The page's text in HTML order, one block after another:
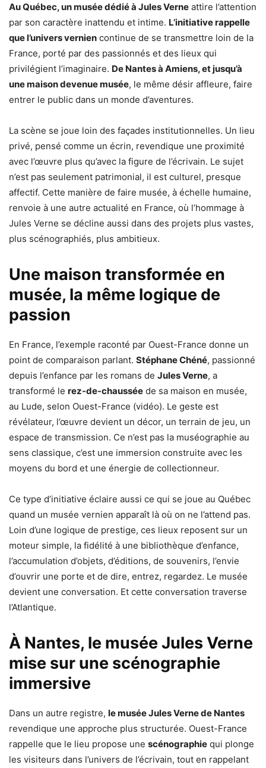
Au Québec, un musée dédié à Jules Verne attire l’attention
par son caractère inattendu et intime. L’initiative rappelle
que l’univers vernien continue de se transmettre loin de la
France, porté par des passionnés et des lieux qui
privilégient l’imaginaire. De Nantes à Amiens, et jusqu’à
une maison devenue musée, le même désir affleure, faire
entrer le public dans un monde d’aventures.
La scène se joue loin des façades institutionnelles. Un lieu
privé, pensé comme un écrin, revendique une proximité
avec l’œuvre plus qu’avec la figure de l’écrivain. Le sujet
n’est pas seulement patrimonial, il est culturel, presque
affectif. Cette manière de faire musée, à échelle humaine,
renvoie à une autre actualité en France, où l’hommage à
Jules Verne se décline aussi dans des projets plus vastes,
plus scénographiés, plus ambitieux.
Une maison transformée en
musée, la même logique de
passion
En France, l’exemple raconté par Ouest-France donne un
point de comparaison parlant. Stéphane Chéné, passionné
depuis l’enfance par les romans de Jules Verne, a
transformé le rez-de-chaussée de sa maison en musée,
au Lude, selon Ouest-France (vidéo). Le geste est
révélateur, l’œuvre devient un décor, un terrain de jeu, un
espace de transmission. Ce n’est pas la muséographie au
sens classique, c’est une immersion construite avec les
moyens du bord et une énergie de collectionneur.
Ce type d’initiative éclaire aussi ce qui se joue au Québec
quand un musée vernien apparaît là où on ne l’attend pas.
Loin d’une logique de prestige, ces lieux reposent sur un
moteur simple, la fidélité à une bibliothèque d’enfance,
l’accumulation d’objets, d’éditions, de souvenirs, l’envie
d’ouvrir une porte et de dire, entrez, regardez. Le musée
devient une conversation. Et cette conversation traverse
l’Atlantique.
À Nantes, le musée Jules Verne
mise sur une scénographie
immersive
Dans un autre registre, le musée Jules Verne de Nantes
revendique une approche plus structurée. Ouest-France
rappelle que le lieu propose une scénographie qui plonge
les visiteurs dans l’univers de l’écrivain, tout en rappelant